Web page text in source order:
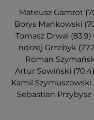
Mateusz Gamrot
Borys Mańkowski
Tomasz Drwal
ndrzej Grzebyk
Roman
Artur Sowiński
Kamil Szymuszowski
Sebastian Przybysz